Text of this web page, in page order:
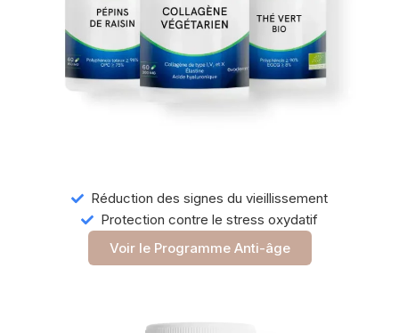
Réduction des signes du vieillissement
Protection contre le stress oxydatif
Voir le Programme Anti-âge